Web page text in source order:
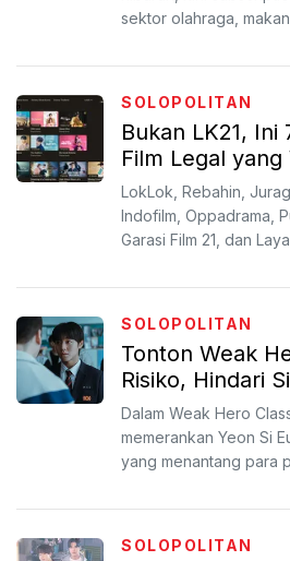
sektor olahraga,
SOLOPOLITAN
Bukan LK21,
Film Legal yang
LokLok, Rebahin,
Indofilm, Oppadrama,
Garasi Film 21, dan
SOLOPOLITAN
Tonton Weak
Risiko, Hindari
Dalam Weak Hero
memerankan Yeon Si
yang menantang para
SOLOPOLITAN